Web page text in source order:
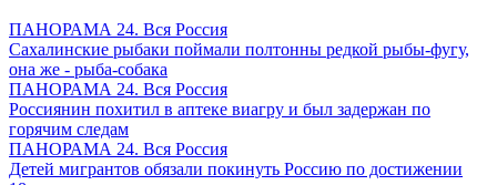
ПАНОРАМА 24. Вся Россия
Сахалинские рыбаки поймали полтонны редкой рыбы-фугу,
она же - рыба-собака
ПАНОРАМА 24. Вся Россия
Россиянин похитил в аптеке виагру и был задержан по
горячим следам
ПАНОРАМА 24. Вся Россия
Детей мигрантов обязали покинуть Россию по достижении